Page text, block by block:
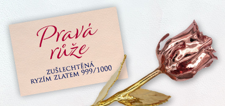
Pravá
čajová
růže
ryzím
zlatem
zdobená
čajová
růže
ryzím
zlatem
zdobená